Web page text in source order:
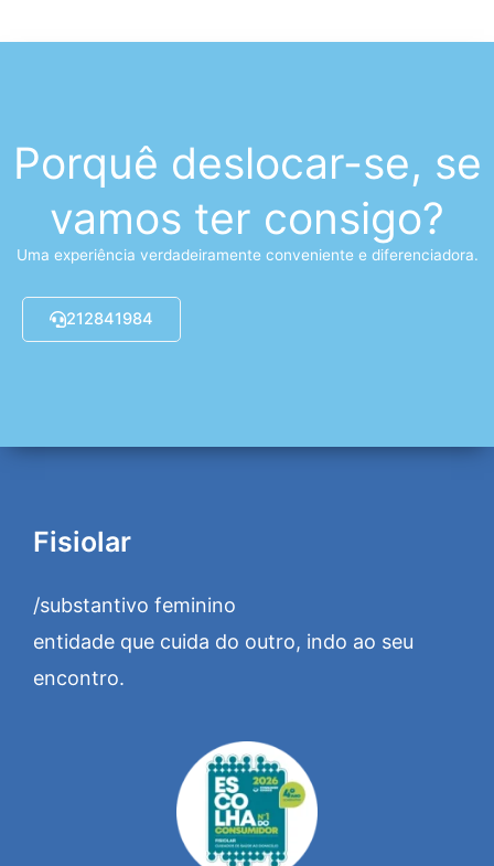
Porquê deslocar-se, se
vamos ter consigo?
Uma experiência verdadeiramente conveniente e diferenciadora.
212841984
Fisiolar
/substantivo feminino
entidade que cuida do outro, indo ao seu
encontro.